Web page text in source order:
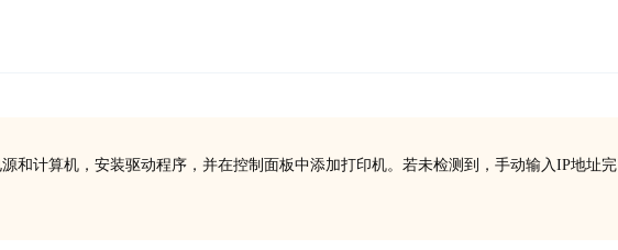
和计算机，安装驱动程序，并在控制面板中添加打印机。若未检测到，手动输入IP地址完